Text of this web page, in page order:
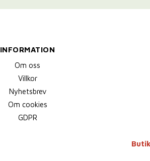
INFORMATION
Om oss
Villkor
Nyhetsbrev
Om cookies
GDPR